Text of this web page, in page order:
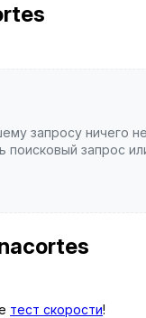
запросу ничего
поисковый запрос
тест скорости!